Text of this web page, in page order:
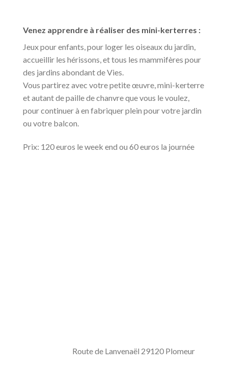
Venez apprendre à réaliser des mini-kerterres :
Jeux pour enfants, pour loger les oiseaux du jardin,
accueillir les hérissons, et tous les mammifères pour
des jardins abondant de Vies.
Vous partirez avec votre petite œuvre, mini-kerterre
et autant de paille de chanvre que vous le voulez,
pour continuer à en fabriquer plein pour votre jardin
ou votre balcon.
Prix: 120 euros le week end ou 60 euros la journée
Route de Lanvenaël 29120 Plomeur